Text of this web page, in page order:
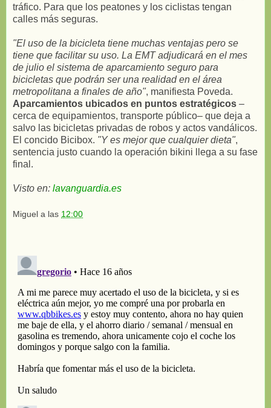
tráfico. Para que los peatones y los ciclistas tengan
calles más seguras.
"El uso de la bicicleta tiene muchas ventajas pero se
tiene que facilitar su uso. La EMT adjudicará en el mes
de julio el sistema de aparcamiento seguro para
bicicletas que podrán ser una realidad en el área
metropolitana a finales de año", manifiesta Poveda.
Aparcamientos ubicados en puntos estratégicos –
cerca de equipamientos, transporte público– que deja a
salvo las bicicletas privadas de robos y actos vandálicos.
El concido Bicibox. "Y es mejor que cualquier dieta",
sentencia justo cuando la operación bikini llega a su fase
final.
Visto en: lavanguardia.es
Miguel a las 12:00